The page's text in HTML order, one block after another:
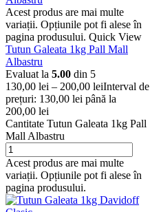
Acest produs are mai multe
variații. Opțiunile pot fi alese în
pagina produsului. Quick View
Tutun Galeata 1kg Pall Mall
Albastru
Evaluat la 5.00 din 5
130,00 lei – 200,00 leiInterval de
prețuri: 130,00 lei până la
200,00 lei
Cantitate Tutun Galeata 1kg Pall
Mall Albastru
Acest produs are mai multe
variații. Opțiunile pot fi alese în
pagina produsului.